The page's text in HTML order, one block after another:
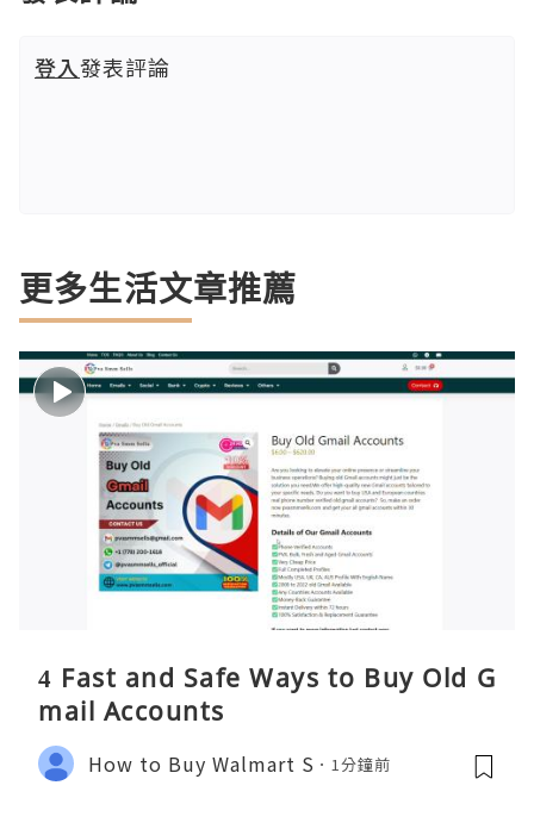
登入發表評論
更多生活文章推薦
4 Fast and Safe Ways to Buy Old G
mail Accounts
How to Buy Walmart S 1分鐘前